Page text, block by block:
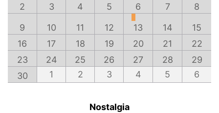
2
3 4 5 6 7 8
9 10 11 12 13 14
15
16
17 18 19 20 21
22
23
24 25 26 27 28
29
30
1 2 3 4 5 6
Nostalgia